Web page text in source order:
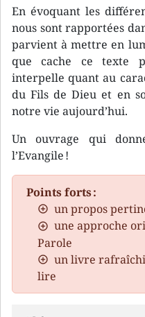
En évoquant les
nous sont rapportées
parvient à mettre en
que cache ce texte
interpelle quant au
du Fils de Dieu et en
notre vie aujourd’hui.
Un ouvrage qui
l’Evangile !
Points forts :
un propos
une approche
Parole
un livre
lire